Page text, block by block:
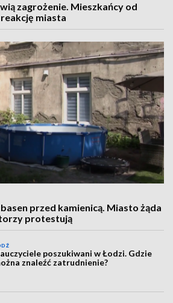
zagrożenie. Mieszkańcy od
miasta
przed kamienicą. Miasto żąda
protestują
poszukiwani w Łodzi. Gdzie
znaleźć zatrudnienie?